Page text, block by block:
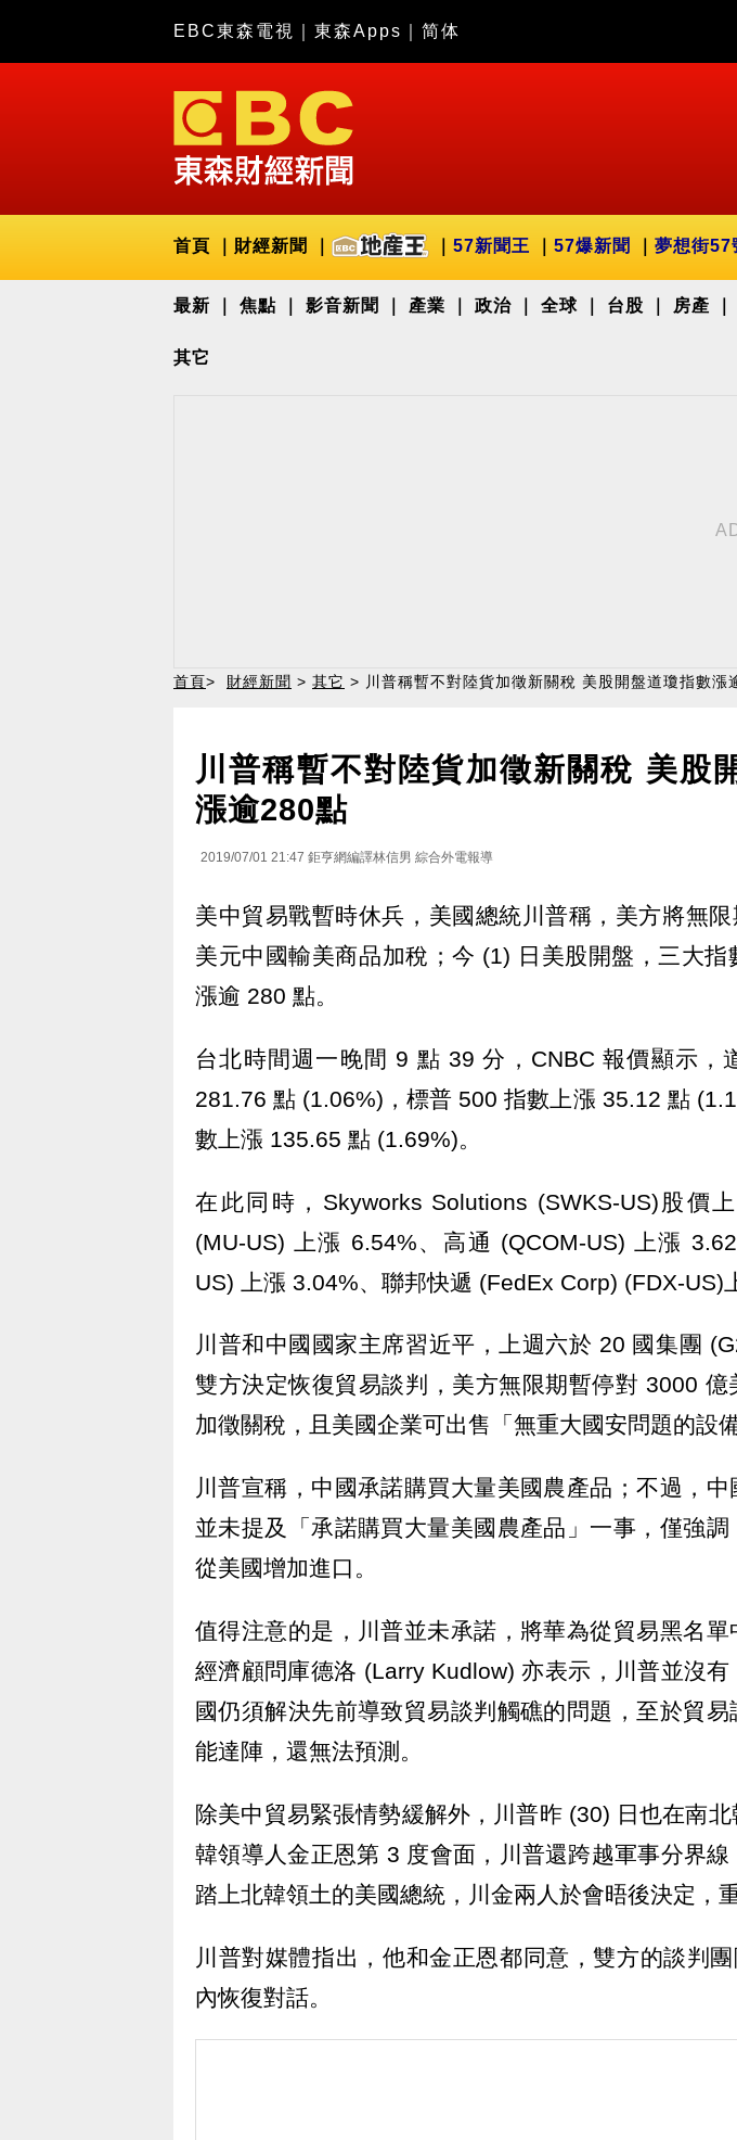
EBC東森電視 東森Apps 简体
首頁 財經新聞 57新聞王 57爆新聞 夢想街57
最新 焦點 影音新聞 產業 政治 全球 台股 房產
其它
首頁> 財經新聞 > 其它 > 川普稱暫不對陸貨加徵新關稅 美股開盤道瓊指數漲
川普稱暫不對陸貨加徵新關稅 美股
漲逾280點
2019/07/01 21:47 鉅亨網編譯林信男 綜合外電報導
美中貿易戰暫時休兵，美國總統川普稱，美方將無
美元中國輸美商品加稅；今 (1) 日美股開盤，三大指
漲逾 280 點。
台北時間週一晚間 9 點 39 分，CNBC 報價顯示，
281.76 點 (1.06%)，標普 500 指數上漲 35.12 點
數上漲 135.65 點 (1.69%)。
在此同時，Skyworks Solutions (SWKS-US)股價
(MU-US) 上漲 6.54%、高通 (QCOM-US) 上漲
US) 上漲 3.04%、聯邦快遞 (FedEx Corp) (FDX-US)
川普和中國國家主席習近平，上週六於 20 國集團
雙方決定恢復貿易談判，美方無限期暫停對 3000 億
加徵關稅，且美國企業可出售「無重大國安問題的設
川普宣稱，中國承諾購買大量美國農產品；不過，中
並未提及「承諾購買大量美國農產品」一事，僅強
從美國增加進口。
值得注意的是，川普並未承諾，將華為從貿易黑名單
經濟顧問庫德洛 (Larry Kudlow) 亦表示，川普並沒有
國仍須解決先前導致貿易談判觸礁的問題，至於貿
能達陣，還無法預測。
除美中貿易緊張情勢緩解外，川普昨 (30) 日也在南
韓領導人金正恩第 3 度會面，川普還跨越軍事分界線
踏上北韓領土的美國總統，川金兩人於會晤後決定，
川普對媒體指出，他和金正恩都同意，雙方的談判
內恢復對話。